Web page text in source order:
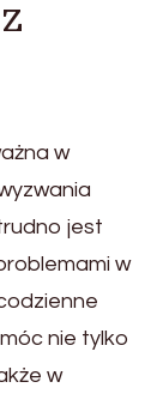
w
jest
w
nie tylko
w